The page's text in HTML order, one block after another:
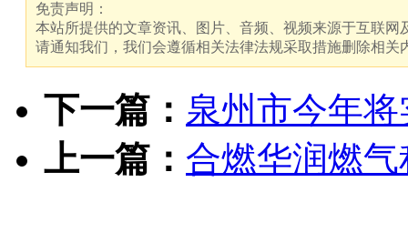
免责声明：
本站所提供的文章资讯、图片、音频、视频来源于互联
请通知我们，我们会遵循相关法律法规采取措施删除相关
下一篇： 泉州市今年
上一篇： 合燃华润燃